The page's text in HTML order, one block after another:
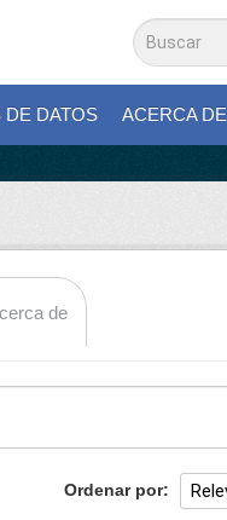
DATOS ACERCA DE
de
Ordenar por